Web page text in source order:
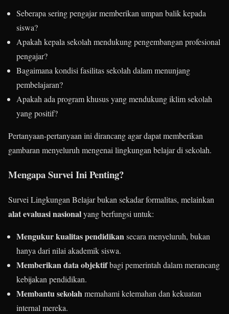
Seberapa sering pengajar memberikan umpan balik kepada
siswa?
Apakah kepala sekolah mendukung pengembangan profesional
pengajar?
Bagaimana kondisi fasilitas sekolah dalam menunjang
pembelajaran?
Apakah ada program khusus yang mendukung iklim sekolah
yang positif?
Pertanyaan-pertanyaan ini dirancang agar dapat memberikan
gambaran menyeluruh mengenai lingkungan belajar di sekolah.
Mengapa Survei Ini Penting?
Survei Lingkungan Belajar bukan sekadar formalitas, melainkan
alat evaluasi nasionalyang berfungsi untuk:
Mengukur kualitas pendidikansecara menyeluruh, bukan
hanya dari nilai akademik siswa.
Memberikan data objektifbagi pemerintah dalam merancang
kebijakan pendidikan.
Membantu sekolahmemahami kelemahan dan kekuatan
internal mereka.